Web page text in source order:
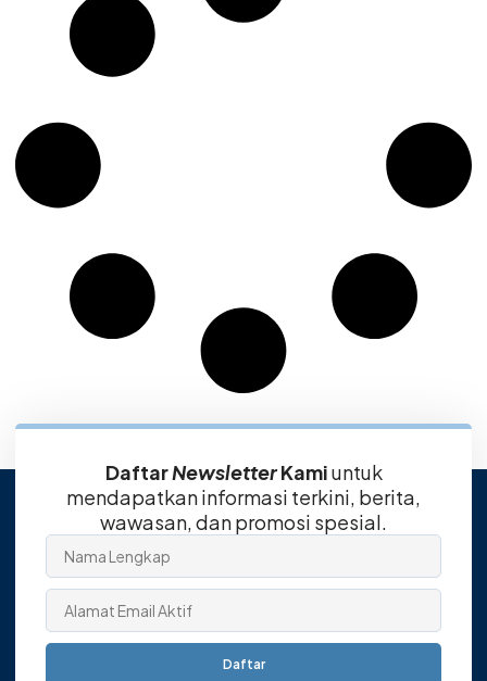
DaftarNewsletterKamiuntuk
mendapatkan informasi terkini, berita,
wawasan, dan promosi spesial.
Daftar